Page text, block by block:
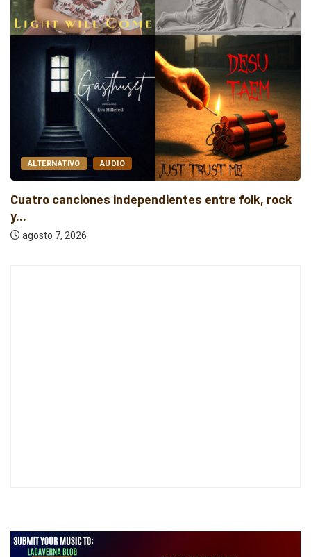
ALTERNATIVO AUDIO
Cuatro canciones independientes entre folk, rock
y...
agosto 7, 2026